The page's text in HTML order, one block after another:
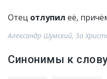
Отец отлупил её,
Александр Шумский, За
Синонимы к